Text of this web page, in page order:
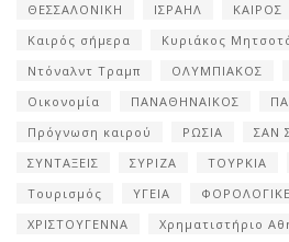
ΘΕΣΣΑΛΟΝΙΚΗ
ΙΣΡΑΗΛ ΚΑΙΡΟΣ
Καιρός σήμερα
Κυριάκος
Ντόναλντ Τραμπ
ΟΛΥΜΠΙΑΚΟΣ
Οικονομία
ΠΑΝΑΘΗΝΑΙΚΟΣ
Πρόγνωση καιρού
ΡΩΣΙΑ ΣΑΝ
ΣΥΝΤΑΞΕΙΣ
ΣΥΡΙΖΑ ΤΟΥΡΚΙΑ
Τουρισμός
ΥΓΕΙΑ
ΧΡΙΣΤΟΥΓΕΝΝΑ
Χρηματιστήριο